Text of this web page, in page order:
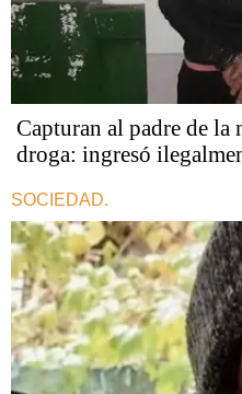
Capturan al padre de la
droga: ingresó
SOCIEDAD.